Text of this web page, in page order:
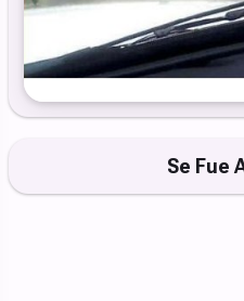
Se Fue